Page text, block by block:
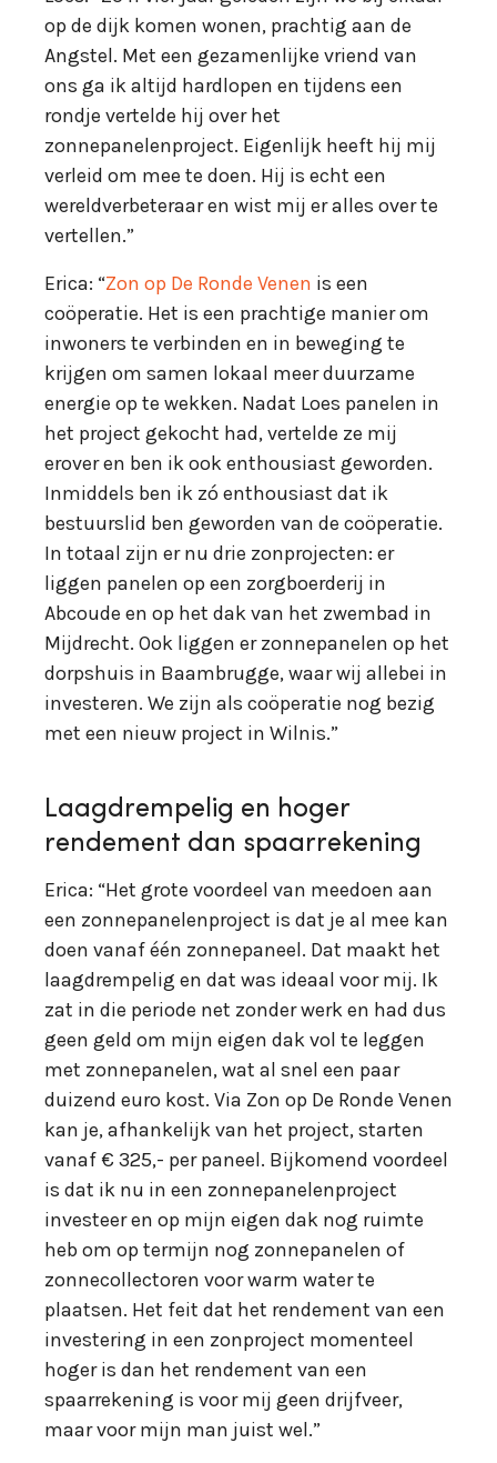
op de dijk komen wonen, prachtig aan de
Angstel. Met een gezamenlijke vriend van
ons ga ik altijd hardlopen en tijdens een
rondje vertelde hij over het
zonnepanelenproject. Eigenlijk heeft hij mij
verleid om mee te doen. Hij is echt een
wereldverbeteraar en wist mij er alles over te
vertellen.”
Erica: “Zon op De Ronde Venen is een
coöperatie. Het is een prachtige manier om
inwoners te verbinden en in beweging te
krijgen om samen lokaal meer duurzame
energie op te wekken. Nadat Loes panelen in
het project gekocht had, vertelde ze mij
erover en ben ik ook enthousiast geworden.
Inmiddels ben ik zó enthousiast dat ik
bestuurslid ben geworden van de coöperatie.
In totaal zijn er nu drie zonprojecten: er
liggen panelen op een zorgboerderij in
Abcoude en op het dak van het zwembad in
Mijdrecht. Ook liggen er zonnepanelen op het
dorpshuis in Baambrugge, waar wij allebei in
investeren. We zijn als coöperatie nog bezig
met een nieuw project in Wilnis.”
Laagdrempelig en hoger
rendement dan spaarrekening
Erica: “Het grote voordeel van meedoen aan
een zonnepanelenproject is dat je al mee kan
doen vanaf één zonnepaneel. Dat maakt het
laagdrempelig en dat was ideaal voor mij. Ik
zat in die periode net zonder werk en had dus
geen geld om mijn eigen dak vol te leggen
met zonnepanelen, wat al snel een paar
duizend euro kost. Via Zon op De Ronde Venen
kan je, afhankelijk van het project, starten
vanaf € 325,- per paneel. Bijkomend voordeel
is dat ik nu in een zonnepanelenproject
investeer en op mijn eigen dak nog ruimte
heb om op termijn nog zonnepanelen of
zonnecollectoren voor warm water te
plaatsen. Het feit dat het rendement van een
investering in een zonproject momenteel
hoger is dan het rendement van een
spaarrekening is voor mij geen drijfveer,
maar voor mijn man juist wel.”